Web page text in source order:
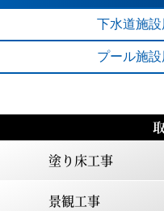
下水道施設
プール施設
塗り床工事
景観工事